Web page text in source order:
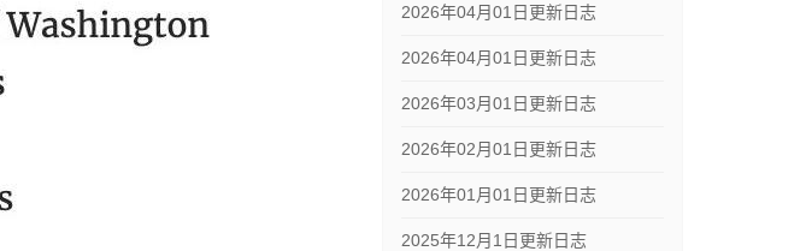
2026年04月01日更新日志
2026年04月01日更新日志
2026年03月01日更新日志
2026年02月01日更新日志
2026年01月01日更新日志
2025年12月1日更新日志